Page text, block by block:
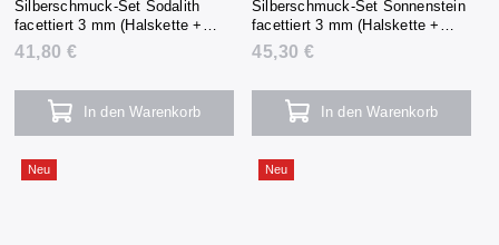
Silberschmuck-Set Sodalith
facettiert 3 mm (Halskette +
Armband + Ohrringe)
41,80 €
In den Warenkorb
Silberschmuck-Set Sonnenstein
facettiert 3 mm (Halskette +
Armband + Ohrringe)
45,30 €
In den Warenkorb
Neu Neu